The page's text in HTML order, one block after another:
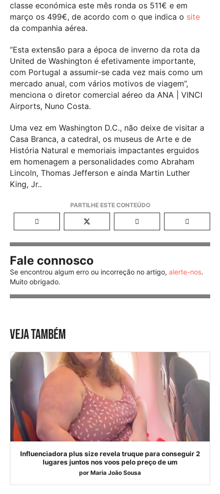
classe económica este mês ronda os 511€ e em
março os 499€, de acordo com o que indica o site
da companhia aérea.
“Esta extensão para a época de inverno da rota da
United de Washington é efetivamente importante,
com Portugal a assumir-se cada vez mais como um
mercado anual, com vários motivos de viagem”,
menciona o diretor comercial aéreo da ANA | VINCI
Airports, Nuno Costa.
Uma vez em Washington D.C., não deixe de visitar a
Casa Branca, a catedral, os museus de Arte e de
História Natural e memoriais impactantes erguidos
em homenagem a personalidades como Abraham
Lincoln, Thomas Jefferson e ainda Martin Luther
King, Jr..
Fale connosco
Se encontrou algum erro ou incorreção no artigo, alerte-nos.
Muito obrigado.
VEJA TAMBÉM
Influenciadora plus size revela truque para conseguir 2
lugares juntos nos voos pelo preço de um
por Maria João Sousa